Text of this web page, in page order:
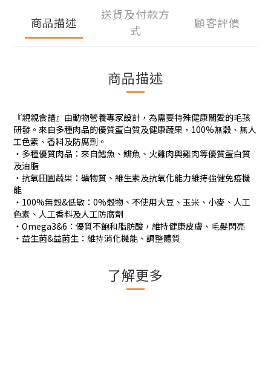
商品描述
送貨及付款方
式
顧客評價
商品描述
『親親食譜』由動物營養專家設計，為需要特殊健康關愛的毛孩
研發。來自多種肉品的優質蛋白質及健康蔬果，100%無穀、無人
工色素、香料及防腐劑。
・多種優質肉品：來自鱈魚、鯡魚、火雞肉與雞肉等優質蛋白質
及油脂
・抗氧田園蔬果：礦物質、維生素及抗氧化能力維持強健免疫機
能
・100%無穀&低敏：0%穀物、不使用大豆、玉米、小麥、人工
色素、人工香料及人工防腐劑
・Omega3&6：優質不飽和脂肪酸，維持健康皮膚、毛髮閃亮
・益生菌&益菌生：維持消化機能、調整體質
了解更多